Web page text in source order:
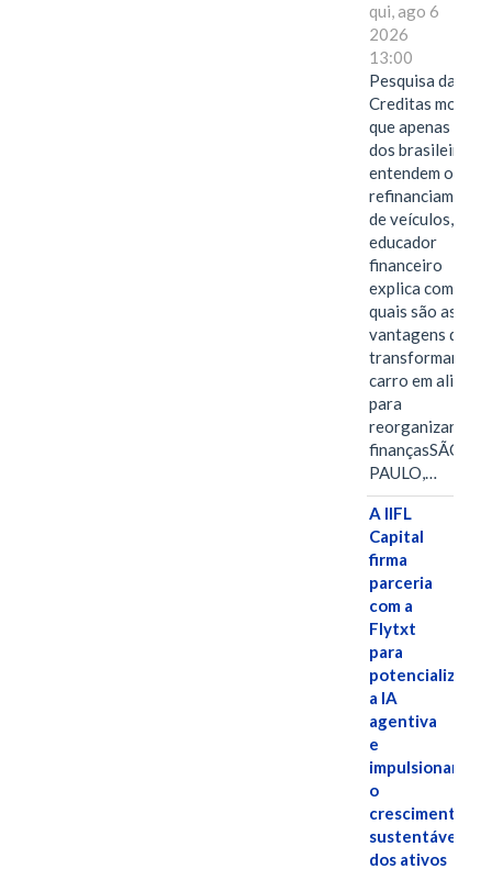
qui, ago 6
2026
13:00
Pesquisa da
Creditas mostra
que apenas 28%
dos brasileiros
entendem o
refinanciamento
de veículos,
educador
financeiro
explica como e
quais são as
vantagens de
transformar o
carro em aliado
para
reorganizar as
finançasSÃO
PAULO,…
A IIFL
Capital
firma
parceria
com a
Flytxt
para
potencializar
a IA
agentiva
e
impulsionar
o
crescimento
sustentável
dos ativos